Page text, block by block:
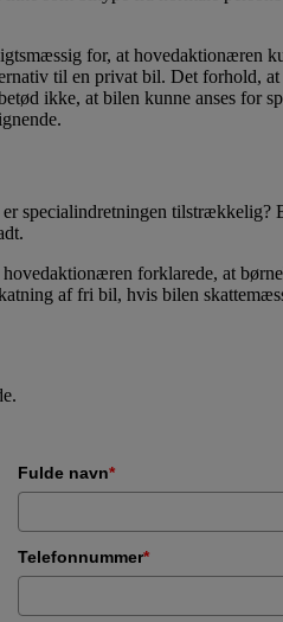
for, at
til en privat bil. Det forhold,
ikke, at bilen kunne anses
specialindretningen
forklarede, at
af fri bil, hvis bilen
Fulde navn*
Telefonnummer*